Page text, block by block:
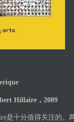
Hillaire，2009
是十分值得关注的。